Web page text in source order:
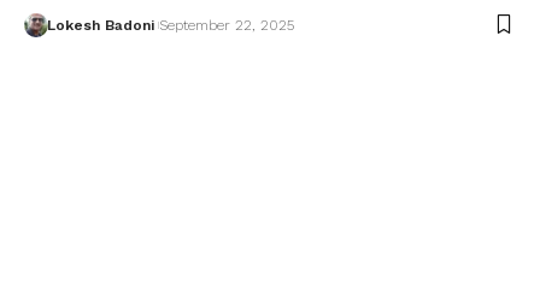
Lokesh Badoni September 22, 2025